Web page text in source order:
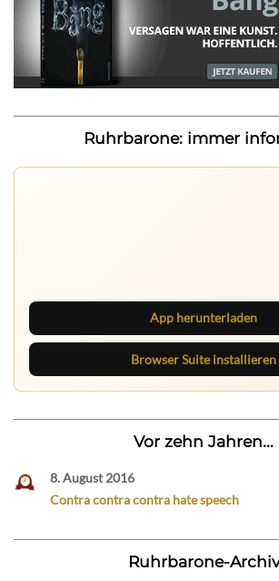
Ruhrbarone: immer
App herunterladen
Browser Suite installieren
Vor zehn Jahren...
8. August 2016
Contra contra contra hate speech
Ruhrbarone-Archiv